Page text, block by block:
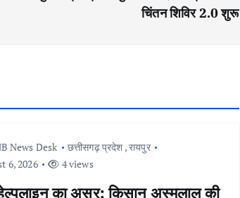
चिंतन शिविर 2.0 शुरू
News Desk छत्तीसगढ़ प्रदेश ,रायपुर
6, 2026
4 views
का असर: किसान अस्मलाल की